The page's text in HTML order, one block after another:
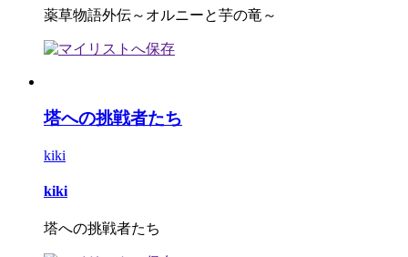
薬草物語外伝～オルニーと芋の竜～
塔への挑戦者たち
kiki
kiki
塔への挑戦者たち